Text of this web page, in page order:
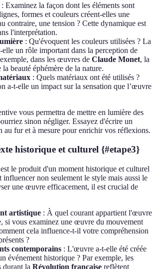
: Examinez la façon dont les éléments sont
formes et couleurs créent-elles une
contraire, une tension ? Cette dynamique est
l'interprétation.
: Qu'évoquent les couleurs utilisées ? La
un rôle important dans la perception de
dans les œuvres de Claude Monet, la
beauté éphémère de la nature.
: Quels matériaux ont été utilisés ?
a-t-elle un impact sur la sensation que l’œuvre
vous permettra de mettre en lumière des
sinon négliger. Essayez d'écrire un
au fur et à mesure pour enrichir vos réflexions.
historique et culturel {#etape3}
le produit d'un moment historique et culturel
influencer non seulement le style mais aussi le
une œuvre efficacement, il est crucial de
artistique : À quel courant appartient l'œuvre
si vous examinez une œuvre du mouvement
cela influence-t-il votre compréhension
?
contemporains : L'œuvre a-t-elle été créée
événement historique ? Par exemple, les
durant la Révolution française reflètent